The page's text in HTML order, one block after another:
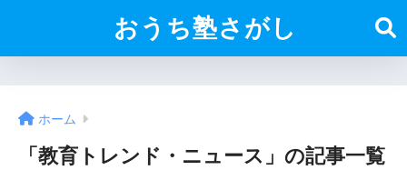
おうち塾さがし
ホーム
「教育トレンド・ニュース」の記事一覧